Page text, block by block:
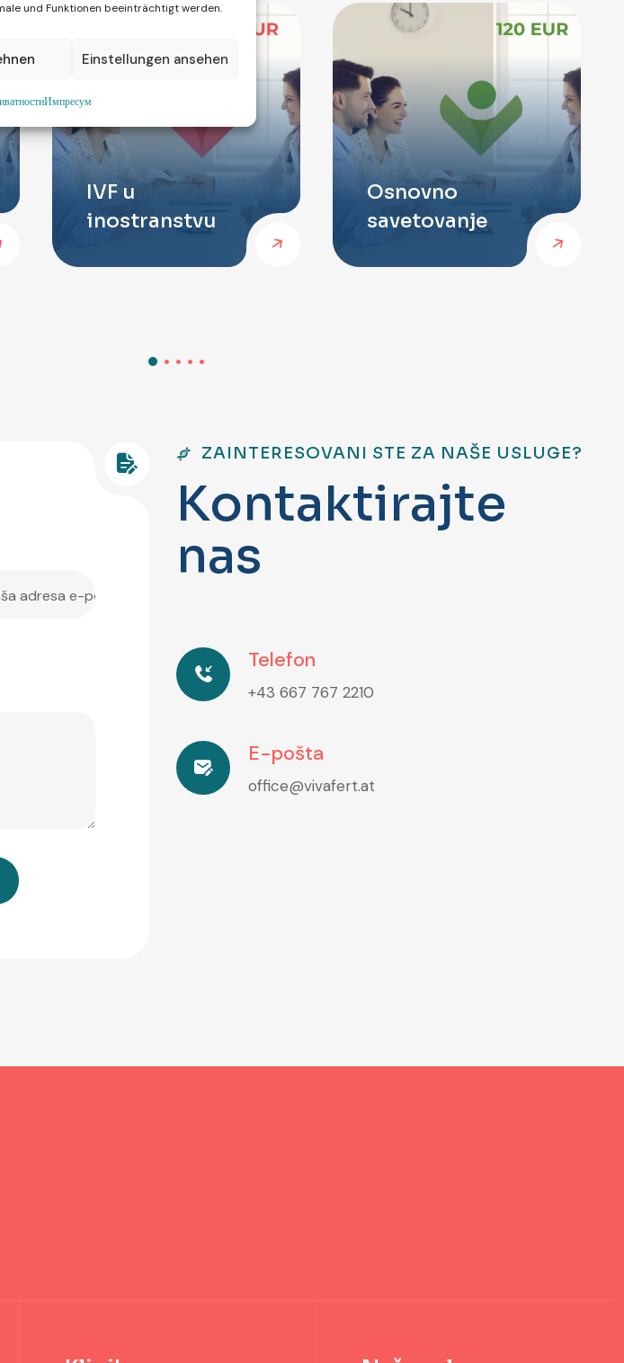
und Funktionen beeinträchtigt werden.
Einstellungen ansehen
Импресум
IVF u
inostranstvu
Osnovno
savetovanje
ZAINTERESOVANI STE ZA NAŠE USLUGE?
Kontaktirajte
nas
Telefon
+43 667 767 2210
E-pošta
office@vivafert.at